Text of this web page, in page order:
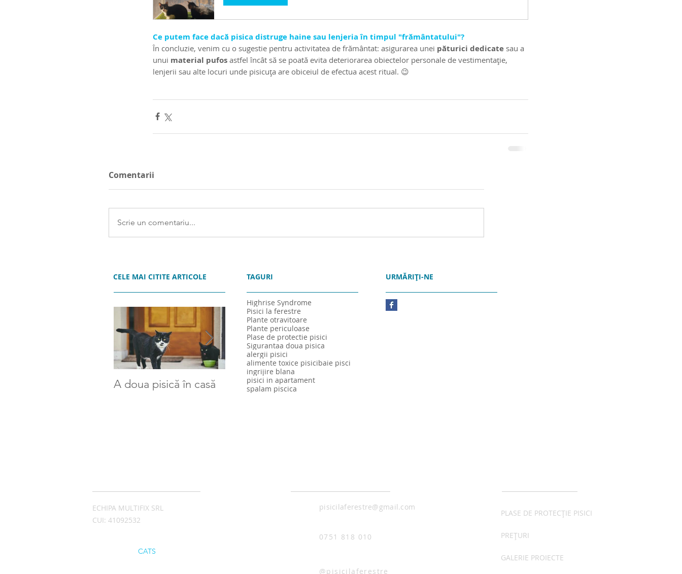
Ce putem face dacă pisica distruge haine sau lenjeria în timpul "frământatului"?
În concluzie, venim cu o sugestie pentru activitatea de frământat: asigurarea unei păturici dedicate sau a
unui material pufos astfel încât să se poată evita deteriorarea obiectelor personale de vestimentație,
lenjerii sau alte locuri unde pisicuța are obiceiul de efectua acest ritual. 😉
Comentarii
Scrie un comentariu...
CELE MAI CITITE ARTICOLE
A doua pisică în casă
Top 10 alimente
dăunătoare pentru
TAGURI
Highrise Syndrome
Pisici la ferestre
Plante otravitoare
Plante periculoase
Plase de protectie pisici
Sigurantaa doua pisica
alergii pisici
alimente toxice pisicibaie pisci
ingrijire blana
pisici in apartament
spalam piscica
URMĂRIȚI-NE
ECHIPA MULTIFIX SRL
CUI: 41092532
pisicilaferestre@gmail.com
0751 818 010
CATS
@pisicilaferestre
PLASE DE PROTECȚIE PISICI
PREȚURI
GALERIE PROIECTE